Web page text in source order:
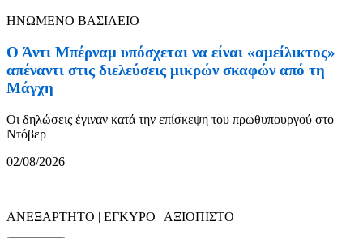
ΗΝΩΜΕΝΟ ΒΑΣΙΛΕΙΟ
Ο Άντι Μπέρναμ υπόσχεται να είναι «αμείλικτος»
απέναντι στις διελεύσεις μικρών σκαφών από τη
Μάγχη
Οι δηλώσεις έγιναν κατά την επίσκεψη του πρωθυπουργού στο
Ντόβερ
02/08/2026
ΑΝΕΞΑΡΤΗΤΟ | ΕΓΚΥΡΟ | ΑΞΙΟΠΙΣΤΟ